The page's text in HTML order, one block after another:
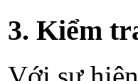
3. Kiểm